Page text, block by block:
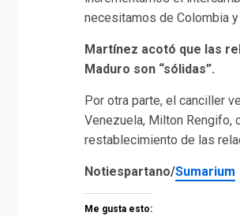
necesitamos de Colombia
Martínez acotó que las
Maduro son “sólidas”.
Por otra parte, el canciller
Venezuela, Milton Rengifo,
restablecimiento de las
Notiespartano/Sumarium
Me gusta esto: